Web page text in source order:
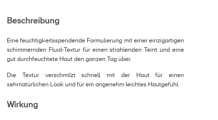
Beschreibung
Eine feuchtigkeitsspendende Formulierung mit einer einzigartigen
schimmernden Fluid-Textur für einen strahlenden Teint und eine
gut durchfeuchtete Haut den ganzen Tag über.
Die Textur verschmilzt schnell mit der Haut für einen
sehrnatürlichen Look und für ein angenehm leichtes Hautgefühl.
Wirkung